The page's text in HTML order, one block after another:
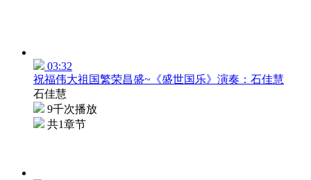
03:32
祝福伟大祖国繁荣昌盛~《盛世国乐》演奏：石佳慧
石佳慧
9千次播放
共1章节